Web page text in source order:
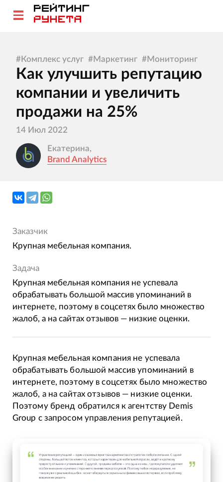
#Комплекс услуг #Маркетинг #Мониторинг
Как улучшить репутацию
компании и увеличить
продажи на 25%
14 Июл 2022
Екатерина,
Brand Analytics
Заказчик
Крупная мебельная компания.
Задача
Крупная мебельная компания не успевала
обрабатывать большой массив упоминаний в
интернете, поэтому в соцсетях было множество
жалоб, а на сайтах отзывов — низкие оценки.
Крупная мебельная компания не успевала
обрабатывать большой массив упоминаний в
интернете, поэтому в соцсетях было множество
жалоб, а на сайтах отзывов — низкие оценки.
Поэтому бренд обратился к агентству Demis
Group с запросом управления репутацией.